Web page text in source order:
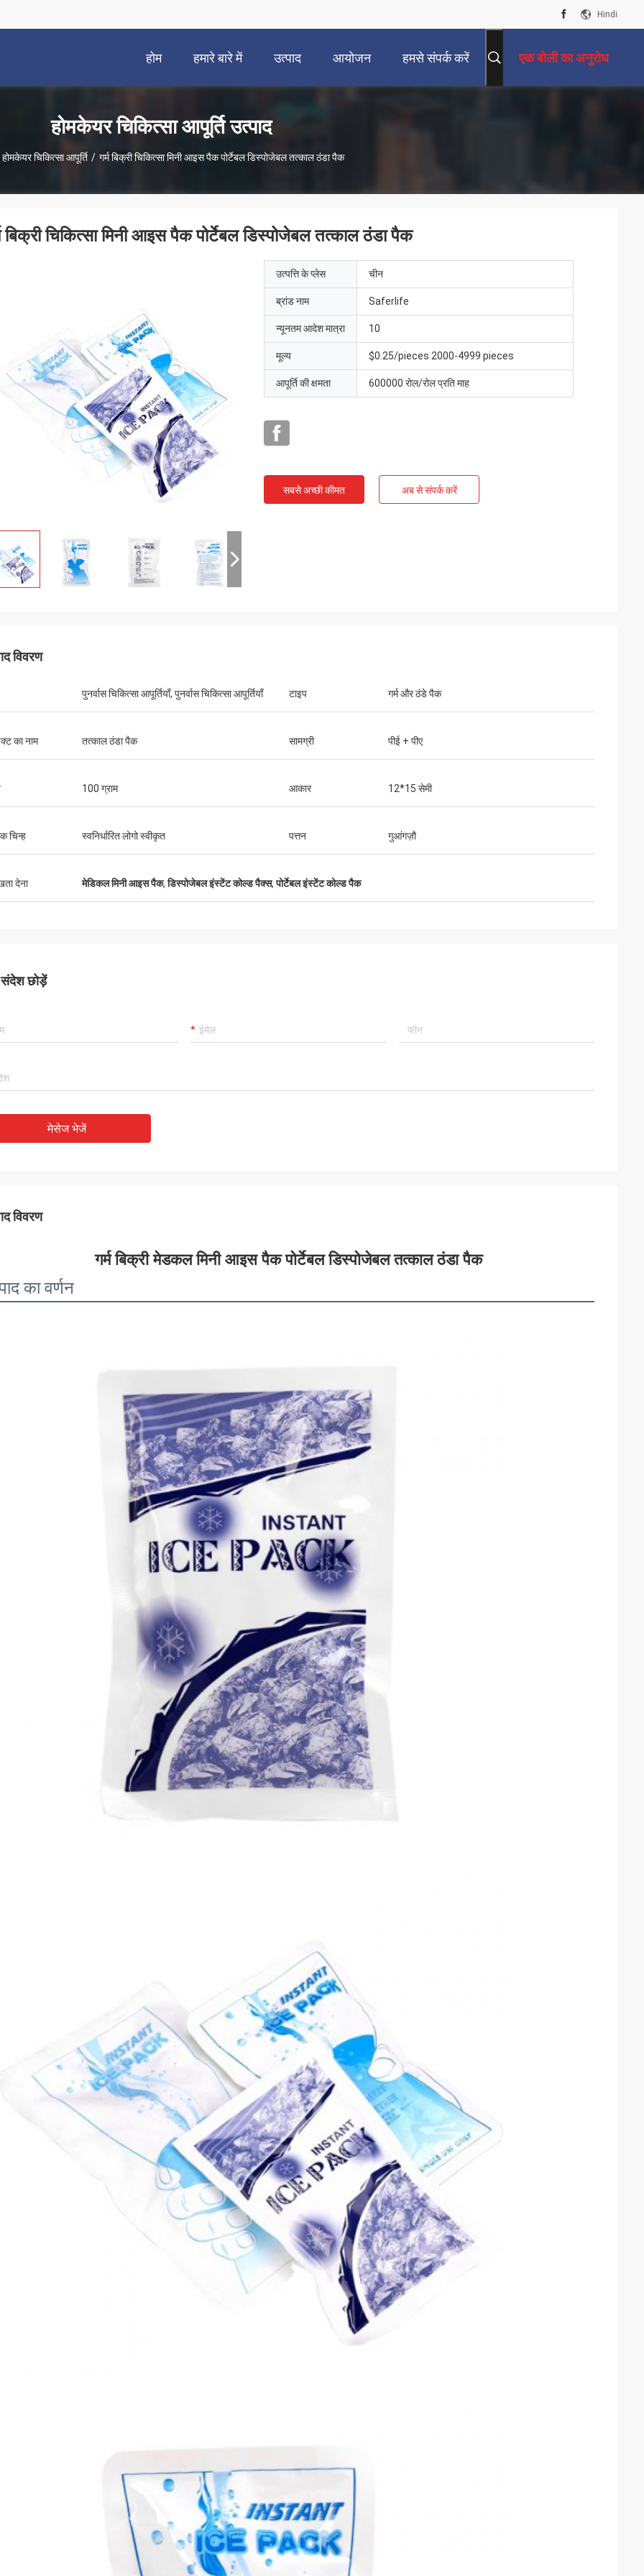
Hindi
होम हमारे बारे में उत्पाद आयोजन हमसे संपर्क करें एक बोली का अनुरोध
होमकेयर चिकित्सा आपूर्ति उत्पाद
होमकेयर चिकित्सा आपूर्ति / गर्म बिक्री चिकित्सा मिनी आइस पैक पोर्टेबल डिस्पोजेबल तत्काल ठंडा पैक
बिक्री चिकित्सा मिनी आइस पैक पोर्टेबल डिस्पोजेबल तत्काल ठंडा पैक
उत्पत्ति के प्लेस चीन
ब्रांड नाम Saferlife
न्यूनतम आदेश मात्रा 10
मूल्य $0.25/pieces 2000-4999 pieces
आपूर्ति की क्षमता 600000 रोल/रोल प्रति माह
सबसे अच्छी कीमत अब से संपर्क करें
विवरण
पुनर्वास चिकित्सा आपूर्तियाँ, पुनर्वास चिकित्सा आपूर्तियाँ टाइप गर्म और ठंडे पैक
का नाम तत्काल ठंडा पैक सामग्री पीई + पीए
100 ग्राम आकार 12*15 सेमी
चिन्ह स्वनिर्धारित लोगो स्वीकृत पत्तन गुआंगज़ौ
देना मेडिकल मिनी आइस पैक,डिस्पोजेबल इंस्टेंट कोल्ड पैक्स,पोर्टेबल इंस्टेंट कोल्ड पैक
छोड़ें
मेसेज भेजें
विवरण
गर्म बिक्री मेडकल मिनी आइस पैक पोर्टेबल डिस्पोजेबल तत्काल ठंडा पैक
का वर्णन